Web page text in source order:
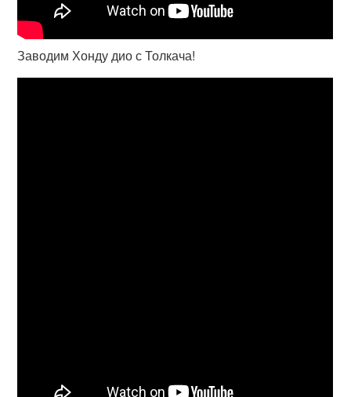
Заводим Хонду дио с Толкача!